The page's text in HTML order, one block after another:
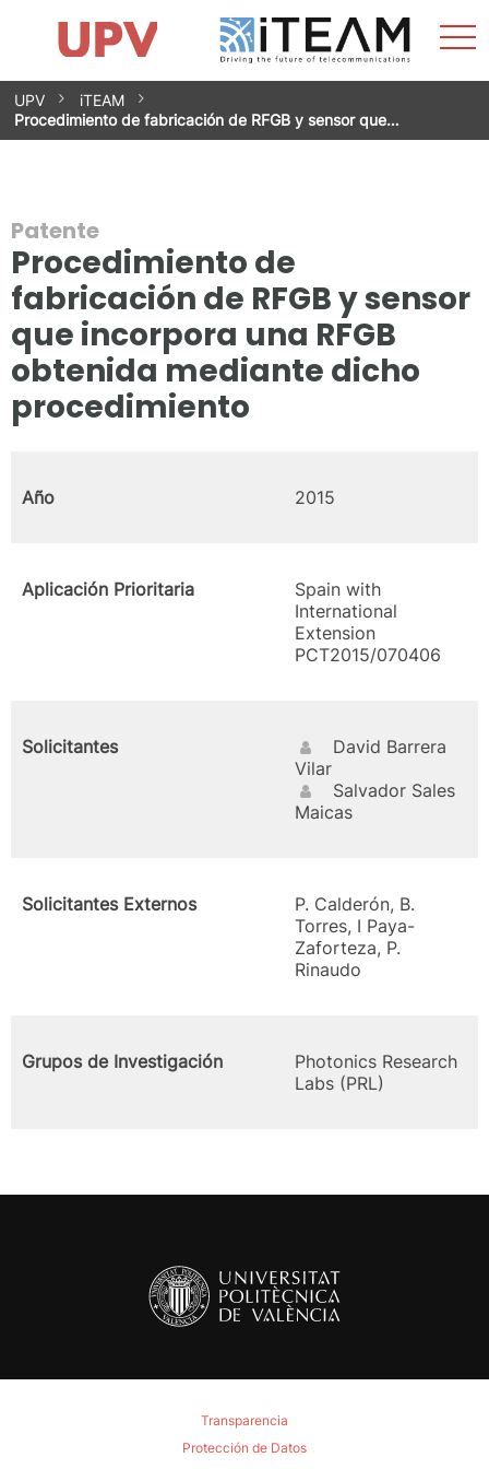
Saltar
contenido
Impacto
Grupos de investigación
Instalaciones
Spin-offs
Contacto
Prácticas
Noticias
Unidad de Igualdad
UPV
iTEAM
Procedimiento de fabricación de RFGB y sensor que…
Patente
Procedimiento de
fabricación de RFGB y sensor
que incorpora una RFGB
obtenida mediante dicho
procedimiento
Año 2015
Aplicación Prioritaria
Spain with
International
Extension
PCT2015/070406
Solicitantes
David Barrera
Vilar
Salvador Sales
Maicas
Solicitantes Externos
P. Calderón, B.
Torres, I Paya-
Zaforteza, P.
Rinaudo
Grupos de Investigación
Photonics Research
Labs (PRL)
Transparencia
Protección de Datos